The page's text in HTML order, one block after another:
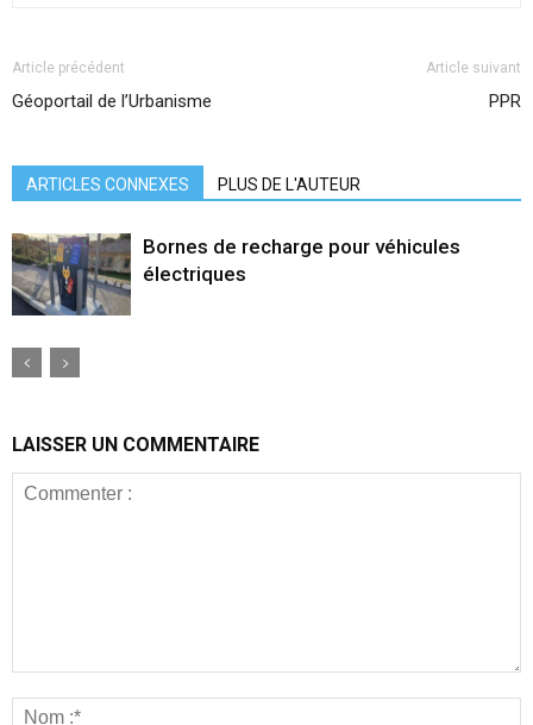
Article précédent
Géoportail de l’Urbanisme
Article suivant
PPR
ARTICLES CONNEXES PLUS DE L'AUTEUR
Bornes de recharge pour véhicules
électriques
LAISSER UN COMMENTAIRE